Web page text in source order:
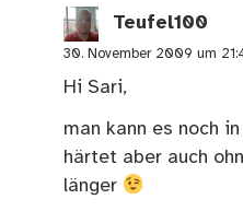
Teufel100
30. November 2009 um
Hi Sari,
man kann es noch
härtet aber auch
länger